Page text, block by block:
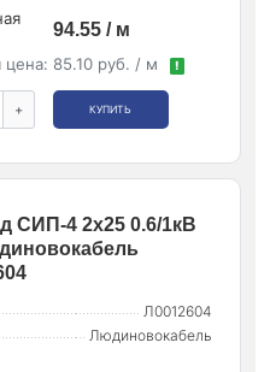
94.55 / м
цена: 85.10 руб. / м !
+ КУПИТЬ
СИП-4 2х25 0.6/1кВ
Л0012604
Людиновокабель